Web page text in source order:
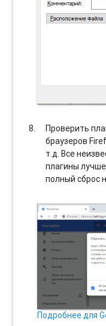
Проверить
браузеров
т.д. Все
плагины
полный сброс
Подробнее для